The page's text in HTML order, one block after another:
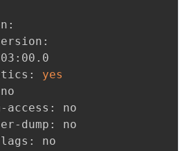
yes
access: no
dump: no
no